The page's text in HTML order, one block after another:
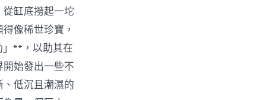
缸底撈起一坨
像稀世珍寶，
**，以助其在
始發出一些不
低沉且潮濕的